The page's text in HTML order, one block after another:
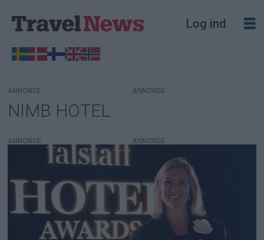
Log ind
Tag:
nimb
hotel
ANNONCE
NIMB HOTEL
ANNONCE